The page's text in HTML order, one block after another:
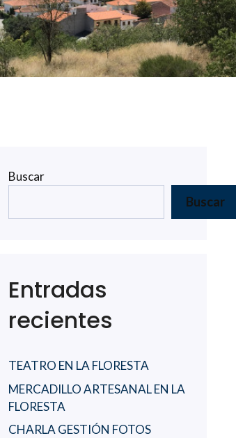
Buscar
Buscar
Entradas
recientes
TEATRO EN LA FLORESTA
MERCADILLO ARTESANAL EN LA
FLORESTA
CHARLA GESTIÓN FOTOS